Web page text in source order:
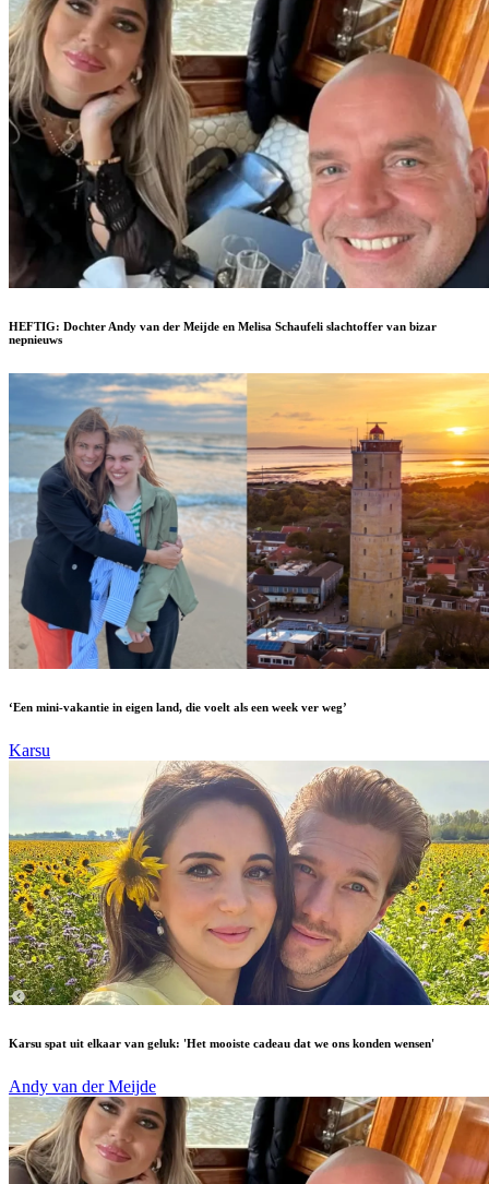
HEFTIG: Dochter Andy van der Meijde en Melisa Schaufeli slachtoffer van bizar
nepnieuws
‘Een mini-vakantie in eigen land, die voelt als een week ver weg’
Karsu
Karsu spat uit elkaar van geluk: 'Het mooiste cadeau dat we ons konden wensen'
Andy van der Meijde